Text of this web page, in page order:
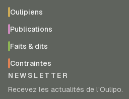
Oulipiens
Publications
Faits & dits
Contraintes
NEWSLETTER
Recevez les actualités de l’Oulipo.